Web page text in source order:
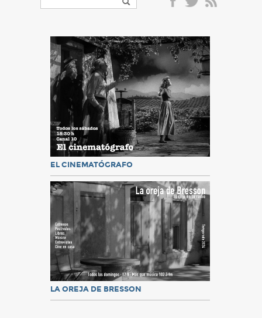
EL CINEMATÓGRAFO
LA OREJA DE BRESSON